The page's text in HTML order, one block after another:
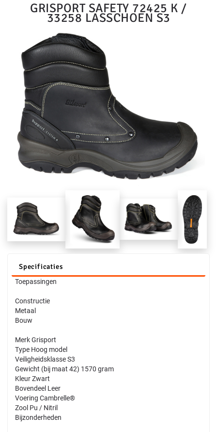
GRISPORT SAFETY 72425 K /
33258 LASSCHOEN S3
Specificaties
Toepassingen
Constructie
Metaal
Bouw
Merk Grisport
Type Hoog model
Veiligheidsklasse S3
Gewicht (bij maat 42) 1570 gram
Kleur Zwart
Bovendeel Leer
Voering Cambrelle®
Zool Pu / Nitril
Bijzonderheden